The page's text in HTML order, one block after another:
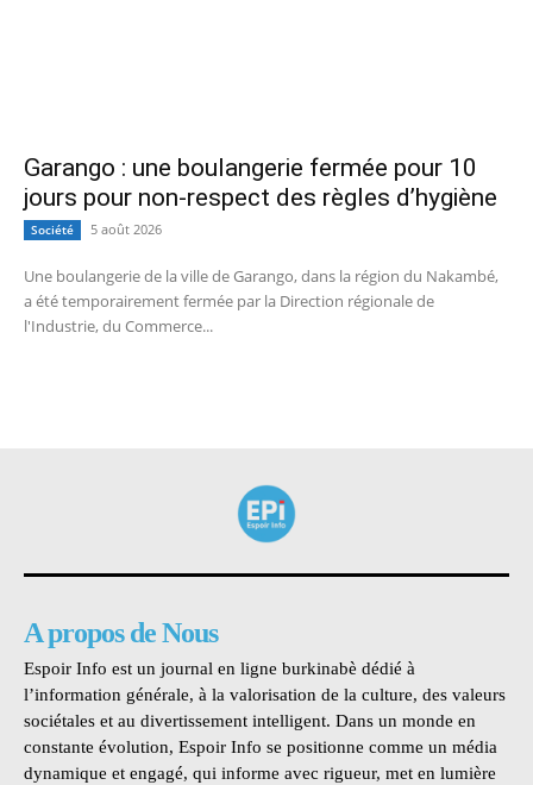
Garango : une boulangerie fermée pour 10
jours pour non-respect des règles d’hygiène
Société 5 août 2026
Une boulangerie de la ville de Garango, dans la région du Nakambé,
a été temporairement fermée par la Direction régionale de
l'Industrie, du Commerce...
A propos de Nous
Espoir Info est un journal en ligne burkinabè dédié à
l’information générale, à la valorisation de la culture, des valeurs
sociétales et au divertissement intelligent. Dans un monde en
constante évolution, Espoir Info se positionne comme un média
dynamique et engagé, qui informe avec rigueur, met en lumière